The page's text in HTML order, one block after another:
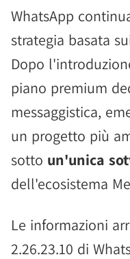
WhatsApp
strategia basata
Dopo
piano premium
messaggistica,
un progetto più
sotto un'unica
dell'ecosistema
Le informazioni
2.26.23.10 di